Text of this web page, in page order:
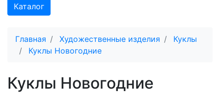
Каталог
Главная Художественные изделия
Куклы
Куклы Новогодние
Куклы Новогодние